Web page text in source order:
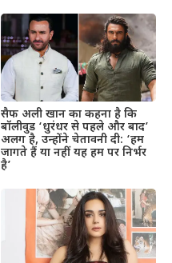
सैफ अली खान का कहना है कि
बॉलीवुड ‘धुरंधर से पहले और बाद’
अलग है, उन्होंने चेतावनी दी: ‘हम
जागते हैं या नहीं यह हम पर निर्भर
है’